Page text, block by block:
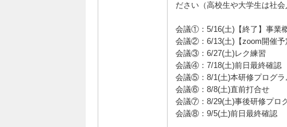
ださい（高校生や大学生は社
会議①：5/16(土)【終了】事業
会議②：6/13(土)【zoom開催
会議③：6/27(土)レク練習
会議④：7/18(土)前日最終確認
会議⑤：8/1(土)本研修プログラ
会議⑥：8/8(土)直前打合せ
会議⑦：8/29(土)事後研修プロ
会議⑧：9/5(土)前日最終確認